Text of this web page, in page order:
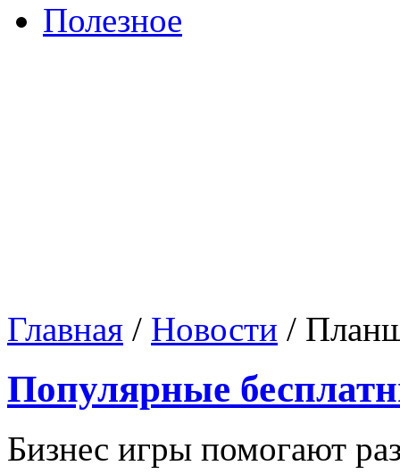
Полезное
Главная / Новости /
Популярные
Бизнес игры помогают